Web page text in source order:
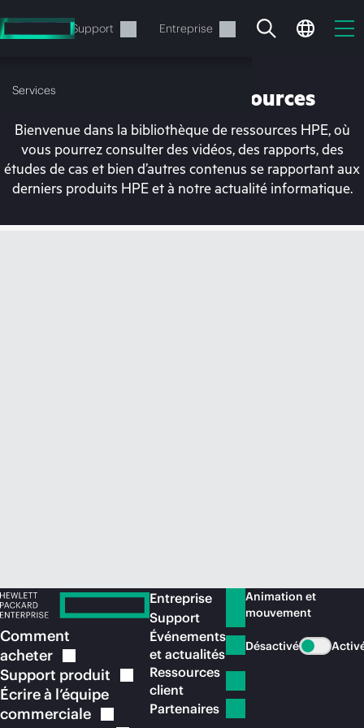
au
contenu
Support Entreprise
Services
Votre panier est
Bibliothèque de ressources
Bienvenue dans la bibliothèque de ressources HPE, où
vous pourrez consulter des vidéos, des rapports, des
études de cas et bien d’autres contenus se rapportant aux
derniers produits HPE et à notre actualité informatique.
Comment
acheter
Support produit
Écrire à l’équipe
commerciale
Entreprise
Support
Événements
et actualités
Ressources
client
Partenaires
Animation et
mouvement
Désactivé